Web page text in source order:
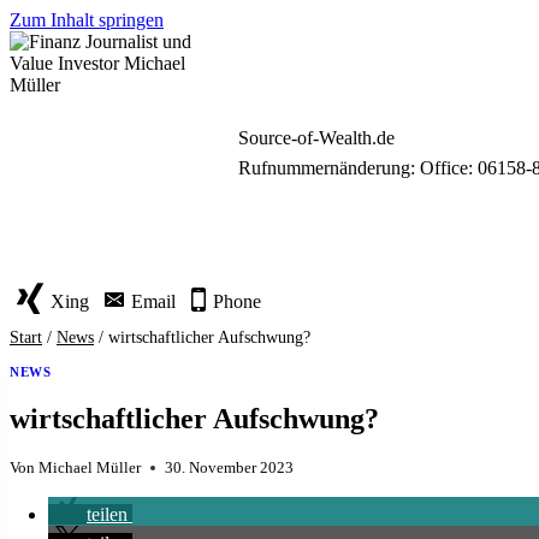
Zum Inhalt springen
Source-of-Wealth.de
Rufnummernänderung: Office: 06158-
Xing Email Phone
Start / News / wirtschaftlicher Aufschwung?
NEWS
wirtschaftlicher Aufschwung?
Von Michael Müller 30. November 2023
teilen